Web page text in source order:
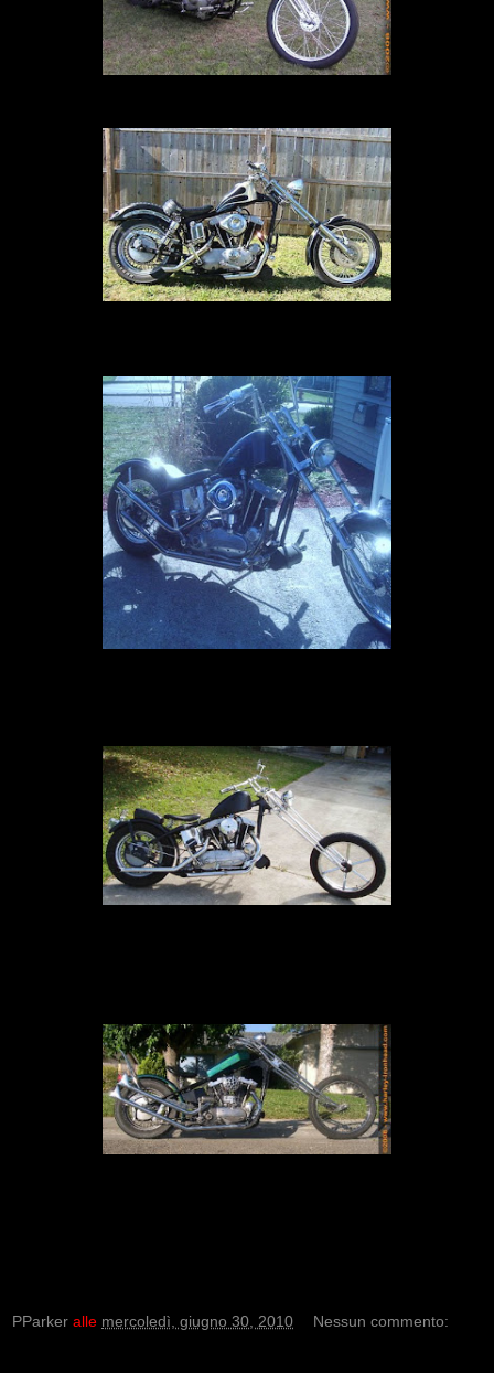
PParker alle mercoledì, giugno 30, 2010 Nessun commento: